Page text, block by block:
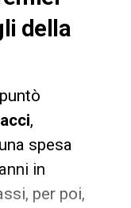
della
,
spesa
in
per poi,